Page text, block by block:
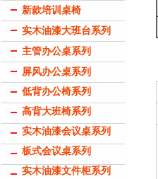
新款培训桌椅
实木油漆大班台系列
主管办公桌系列
屏风办公桌系列
低背办公椅系列
高背大班椅系列
实木油漆会议桌系列
板式会议桌系列
实木油漆文件柜系列